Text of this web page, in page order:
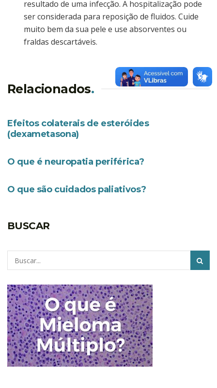
resultado de uma infecção. A hospitalização pode
ser considerada para reposição de fluidos. Cuide
muito bem da sua pele e use absorventes ou
fraldas descartáveis.
Relacionados.
Efeitos colaterais de esteróides
(dexametasona)
O que é neuropatia periférica?
O que são cuidados paliativos?
BUSCAR
Pesquisar